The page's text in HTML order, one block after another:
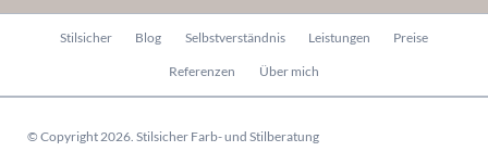
Navigation
Stilsicher Blog Selbstverständnis Leistungen Preise
Referenzen Über mich
© Copyright 2026. Stilsicher Farb- und Stilberatung